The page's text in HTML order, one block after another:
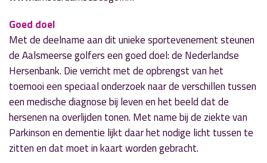
Goed doel
Met de deelname aan dit unieke sportevenement steunen
de Aalsmeerse golfers een goed doel: de Nederlandse
Hersenbank. Die verricht met de opbrengst van het
toernooi een speciaal onderzoek naar de verschillen tussen
een medische diagnose bij leven en het beeld dat de
hersenen na overlijden tonen. Met name bij de ziekte van
Parkinson en dementie lijkt daar het nodige licht tussen te
zitten en dat moet in kaart worden gebracht.